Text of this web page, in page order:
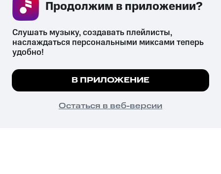
СКАЧАТЬ ПРИЛОЖЕНИЕ
психотропных веществ, их аналогов причиняет вред здоровью,
их незаконный оборот запрещён и влечёт установленную
законодательством ответственность.
© 2026 ООО «КИОН».
Все права защищены
Мы используем куки, чтобы на сайте все
Подробнее
ПОНЯТНО
Слушать музыку, создавать плейлисты,
наслаждаться персональными миксами теперь
удобно!
В ПРИЛОЖЕНИЕ
Остаться в веб-версии